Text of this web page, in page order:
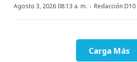
Agosto 3, 2026 08:13 a. m. · Redacción D10
Carga Más